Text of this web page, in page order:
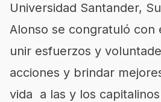
Universidad Santander,
Alonso se congratuló con
unir esfuerzos y
acciones y brindar
vida a las y los